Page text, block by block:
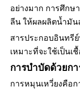
อย่างมาก การศึกษ
ลีน ให้ผลผลิตน้ำมัน
สารประกอบอินทรี
เหมาะที่จะใช้เป็นเ
การบำบัดด้วยก
การหมุนเหวี่ยงคือ